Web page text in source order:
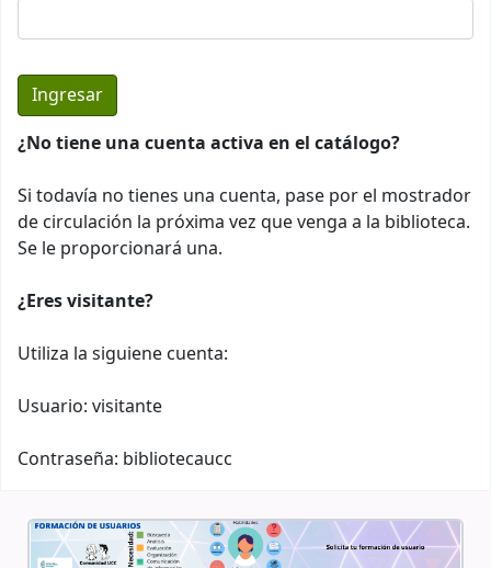
¿No tiene una cuenta activa en el catálogo?
Si todavía no tienes una cuenta, pase por el mostrador
de circulación la próxima vez que venga a la biblioteca.
Se le proporcionará una.
¿Eres visitante?
Utiliza la siguiene cuenta:
Usuario: visitante
Contraseña: bibliotecaucc